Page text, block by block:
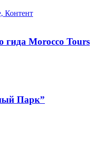
Контент
гида Morocco Tours
Парк”